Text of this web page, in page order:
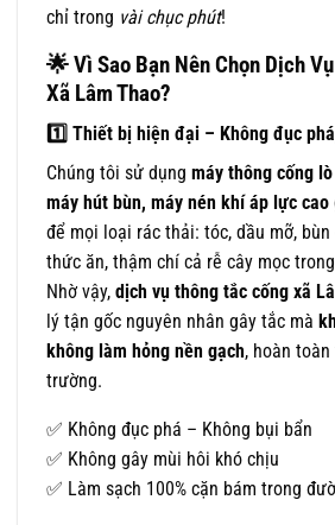
chỉ trong vài chục phút!
🌟Vì Sao Bạn Nên Chọn Dịch
Xã Lâm Thao?
1️ Thiết bị hiện đại – Không đục
Chúng tôi sử dụng máy thông cống
máy hút bùn, máy nén khí áp lực cao
để mọi loại rác thải: tóc, dầu mỡ, bùn
thức ăn, thậm chí cả rễ cây mọc
Nhờ vậy, dịch vụ thông tắc cống xã
lý tận gốc nguyên nhân gây tắc mà
không làm hỏng nền gạch, hoàn
trường.
✅ Không đục phá – Không bụi bẩn
✅ Không gây mùi hôi khó chịu
✅ Làm sạch 100% cặn bám trong